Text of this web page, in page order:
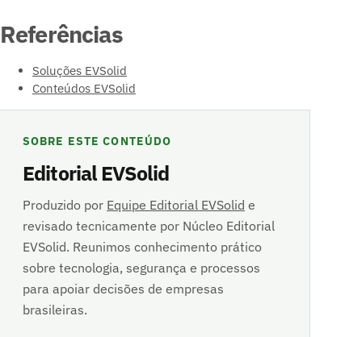
Referências
Soluções EVSolid
Conteúdos EVSolid
SOBRE ESTE CONTEÚDO
Editorial EVSolid
Produzido por Equipe Editorial EVSolid e
revisado tecnicamente por Núcleo Editorial
EVSolid. Reunimos conhecimento prático
sobre tecnologia, segurança e processos
para apoiar decisões de empresas
brasileiras.